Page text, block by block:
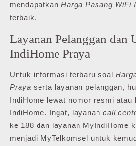
mendapatkan Harga Pasang WiFi
terbaik.
Layanan Pelanggan dan
IndiHome Praya
Untuk informasi terbaru soal
Praya serta layanan pelanggan,
IndiHome lewat nomor resmi atau
IndiHome. Ingat, layanan call
ke 188 dan layanan MyIndiHome
menjadi MyTelkomsel untuk